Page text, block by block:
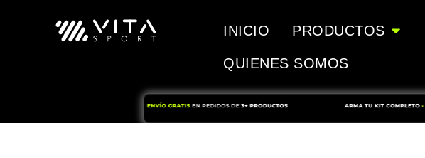
INICIO PRODUCTOS
QUIENES SOMOS